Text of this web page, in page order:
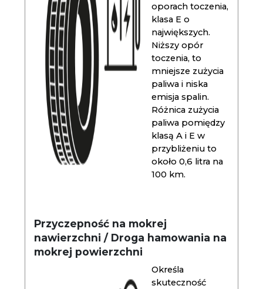
oporach toczenia,
klasa E o
największych.
Niższy opór
toczenia, to
mniejsze zużycia
paliwa i niska
emisja spalin.
Różnica zużycia
paliwa pomiędzy
klasą A i E w
przybliżeniu to
około 0,6 litra na
100 km.
Przyczepność na mokrej
nawierzchni / Droga hamowania na
mokrej powierzchni
Określa
skuteczność